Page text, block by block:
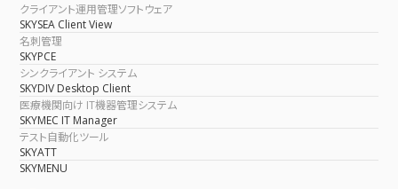
クライアント運用管理ソフトウェア
SKYSEA Client View
名刺管理
SKYPCE
シンクライアント システム
SKYDIV Desktop Client
医療機関向け IT機器管理システム
SKYMEC IT Manager
テスト自動化ツール
SKYATT
SKYMENU